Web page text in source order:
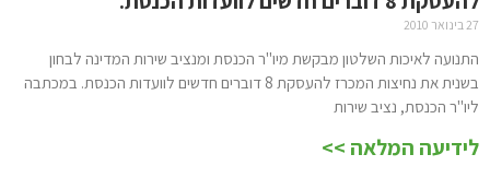
27 בינואר 2010
התנועה לאיכות השלטון מבקשת מיו"ר הכנסת ומנציב שירות המדינה לבחון
בשנית את נחיצות המכרז להעסקת 8 דוברים חדשים לוועדות הכנסת. במכתבה
ליו"ר הכנסת, נציב שירות
לידיעה המלאה >>